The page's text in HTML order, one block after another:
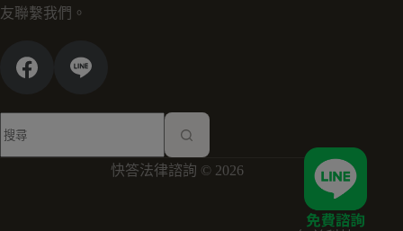
友聯繫我們。
快答法律諮詢 © 2026